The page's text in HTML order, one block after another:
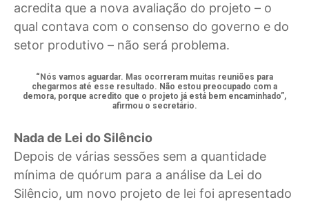
acredita que a nova avaliação do projeto – o
qual contava com o consenso do governo e do
setor produtivo – não será problema.
“Nós vamos aguardar. Mas ocorreram muitas reuniões para
chegarmos até esse resultado. Não estou preocupado com a
demora, porque acredito que o projeto já está bem encaminhado”,
afirmou o secretário.
Nada de Lei do Silêncio
Depois de várias sessões sem a quantidade
mínima de quórum para a análise da Lei do
Silêncio, um novo projeto de lei foi apresentado